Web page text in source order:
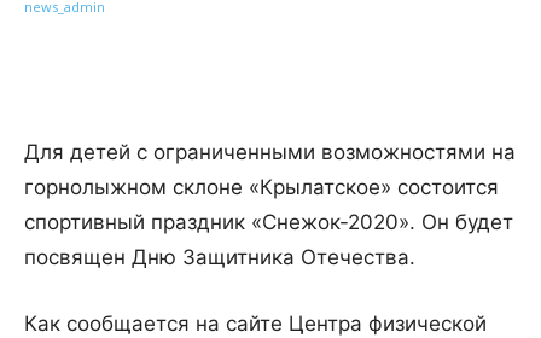
Для детей с ограниченными возможностями на
горнолыжном склоне «Крылатское» состоится
спортивный праздник «Снежок-2020». Он будет
посвящен Дню Защитника Отечества.
Как сообщается на сайте Центра физической